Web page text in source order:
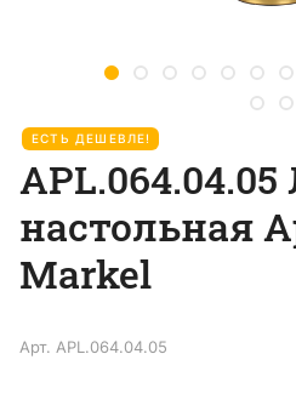
ЕСТЬ ДЕШЕВЛЕ!
настольная
Markel
Арт. APL.064.04.05